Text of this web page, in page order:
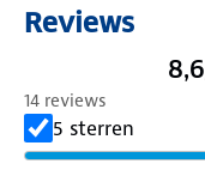
Reviews
8,6
14 reviews
5 sterren